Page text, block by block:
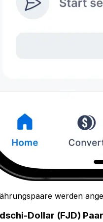
werden
Dollar (FJD)